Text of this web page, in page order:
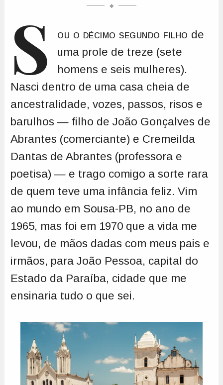
S ou o décimo segundo filho de
uma prole de treze (sete
homens e seis mulheres).
Nasci dentro de uma casa cheia de
ancestralidade, vozes, passos, risos e
barulhos — filho de João Gonçalves de
Abrantes (comerciante) e Cremeilda
Dantas de Abrantes (professora e
poetisa) — e trago comigo a sorte rara
de quem teve uma infância feliz. Vim
ao mundo em Sousa-PB, no ano de
1965, mas foi em 1970 que a vida me
levou, de mãos dadas com meus pais e
irmãos, para João Pessoa, capital do
Estado da Paraíba, cidade que me
ensinaria tudo o que sei.